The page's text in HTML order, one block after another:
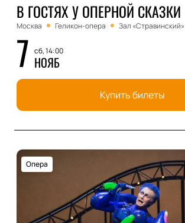
В ГОСТЯХ У ОПЕРНОЙ СКАЗКИ
Москва Геликон-опера Зал «Стравинский»
7 сб, 14:00
НОЯБ
Купить билеты
Опера